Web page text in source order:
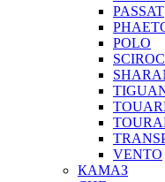
PASSAT
POLO
VENTO
КАМАЗ